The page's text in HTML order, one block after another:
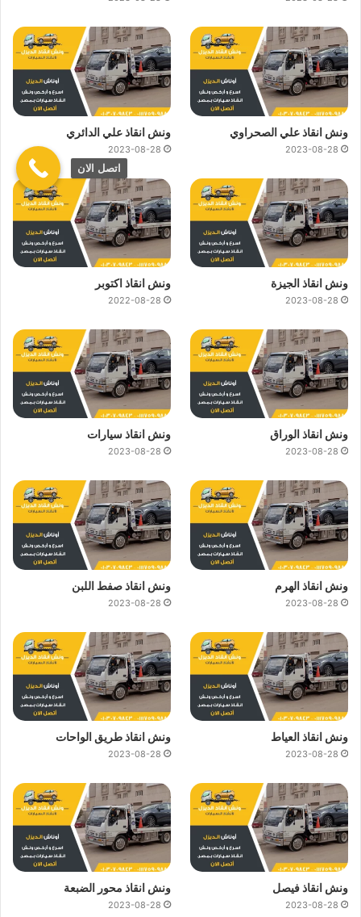
ونش انقاذ علي الصحراوي
2023-08-28
ونش انقاذ علي الدائري
2023-08-28
ونش انقاذ الجيزة
2023-08-28
ونش انقاذ اكتوبر
2022-08-28
ونش انقاذ الوراق
2023-08-28
ونش انقاذ سيارات
2023-08-28
ونش انقاذ الهرم
2023-08-28
ونش انقاذ صفط اللبن
2023-08-28
ونش انقاذ العياط
2023-08-28
ونش انقاذ طريق الواحات
2023-08-28
ونش انقاذ فيصل
2023-08-28
ونش انقاذ محور الضبعة
2023-08-28
اتصل الان